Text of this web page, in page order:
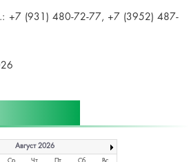
+7 (931) 480-72-77, +7 (3952) 487-
Август 2026